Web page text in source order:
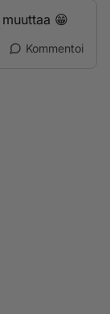
😁
Kommentoi